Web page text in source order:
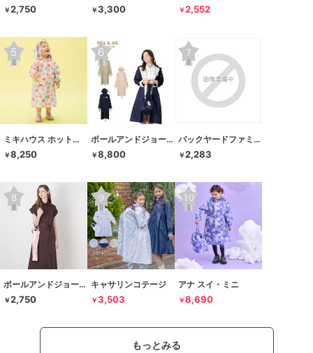
￥2,750 ￥3,300 ￥2,552
ミキハウス ホットビスケッツ
￥8,250
ポールアンドジョーアクセソワ
￥8,800
バックヤードファミリー
￥2,283
ポールアンドジョーアクセソワ
￥2,750
キャサリンコテージ
￥3,503
アナ スイ・ミニ
￥8,690
もっとみる